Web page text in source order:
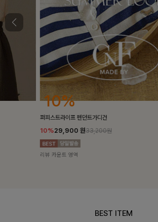
25%
밴스트라이프 스트링원피스
25%35,100 원46,800원
리뷰 카운트 영역
BEST ITEM